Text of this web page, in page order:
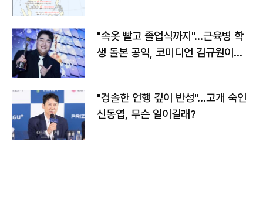
"속옷 빨고 졸업식까지"…근육병 학
생 돌본 공익, 코미디언 김규원이었
"경솔한 언행 깊이 반성"…고개 숙인
신동엽, 무슨 일이길래?